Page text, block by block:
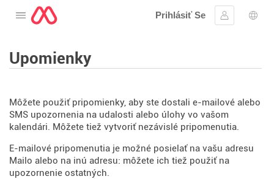
Otvorte menu
Prihlásiť Se
Prihlásiť sa
Upomienky
Môžete použiť pripomienky, aby ste dostali e-mailové alebo
SMS upozornenia na udalosti alebo úlohy vo vašom
kalendári. Môžete tiež vytvoriť nezávislé pripomenutia.
E-mailové pripomenutia je možné posielať na vašu adresu
Mailo alebo na inú adresu: môžete ich tiež použiť na
upozornenie ostatných.